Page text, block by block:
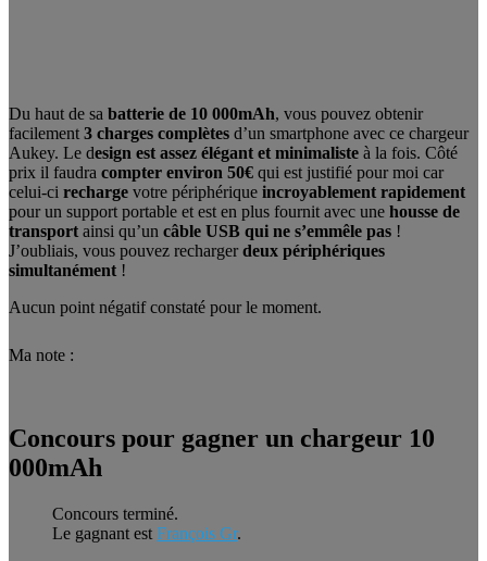
Du haut de sa batterie de 10 000mAh, vous pouvez obtenir
facilement 3 charges complètes d’un smartphone avec ce chargeur
Aukey. Le design est assez élégant et minimaliste à la fois. Côté
prix il faudra compter environ 50€ qui est justifié pour moi car
celui-ci recharge votre périphérique incroyablement rapidement
pour un support portable et est en plus fournit avec une housse de
transport ainsi qu’un câble USB qui ne s’emmêle pas !
J’oubliais, vous pouvez rechargerdeux périphériques
simultanément !
Aucun point négatif constaté pour le moment.
Ma note :
Concours pour gagner un chargeur 10
000mAh
Concours terminé.
Le gagnant est François Gr.